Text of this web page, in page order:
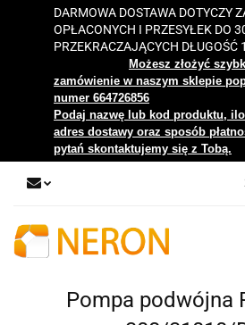
DARMOWA DOSTAWA DOTYCZY
OPŁACONYCH I PRZESYŁEK DO
PRZEKRACZAJĄCYCH DŁUGOŚĆ
Możesz złożyć
zamówienie w naszym sklepie
numer 664726856
Podaj nazwę lub kod produktu,
adres dostawy oraz sposób
pytań skontaktujemy się z Tobą.
Pompa podwójna